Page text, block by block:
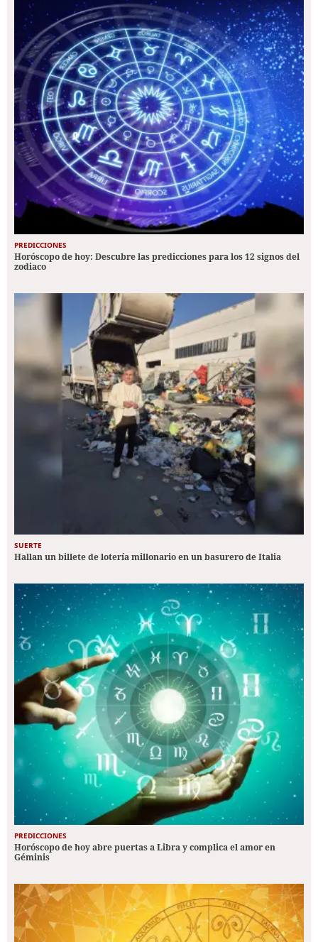
PREDICCIONES
Horóscopo de hoy: Descubre las predicciones para los 12 signos del
zodiaco
SUERTE
Hallan un billete de lotería millonario en un basurero de Italia
PREDICCIONES
Horóscopo de hoy abre puertas a Libra y complica el amor en
Géminis